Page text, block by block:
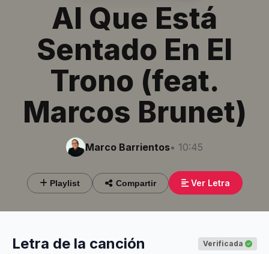
Al Que Está
Sentado En El
Trono (feat.
Marcos Brunet)
Marco Barrientos• 10:45
Playlist Compartir Ver Letra
Letra de la canción Verificada